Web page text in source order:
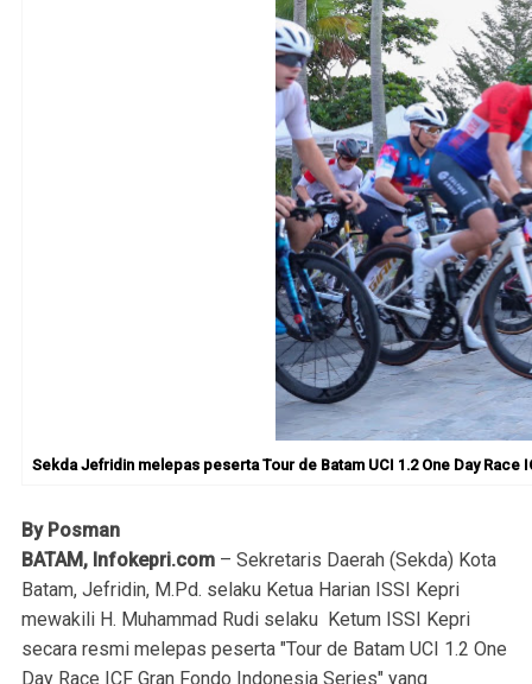
Sekda Jefridin melepas peserta Tour de Batam UCI 1.2 One Day
By Posman
BATAM, Infokepri.com – Sekretaris Daerah (Sekda) Kota
Batam, Jefridin, M.Pd. selaku Ketua Harian ISSI Kepri
mewakili H. Muhammad Rudi selaku Ketum ISSI Kepri
secara resmi melepas peserta "Tour de Batam UCI 1.2 One
Day Race ICF Gran Fondo Indonesia Series" yang